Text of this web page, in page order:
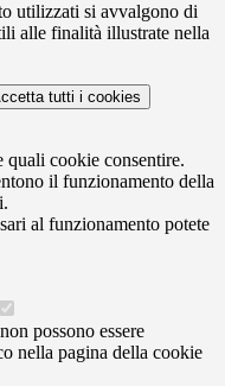
utilizzati si avvalgono di
alle finalità illustrate nella
tutti i cookies
quali cookie consentire.
il funzionamento della
al funzionamento potete
possono essere
nella pagina della cookie